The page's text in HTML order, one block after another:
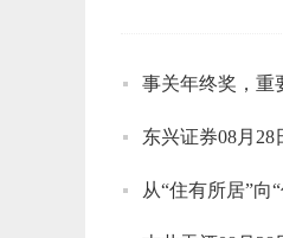
事关年终奖，重
东兴证券08月28
从“住有所居”向